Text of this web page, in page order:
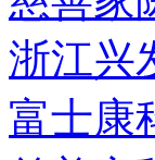
浙江兴
富士康